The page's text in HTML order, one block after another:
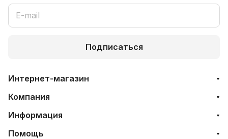
Подписаться
Интернет-магазин
Компания
Информация
Помощь